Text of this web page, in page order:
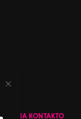
NA KONTAKTO